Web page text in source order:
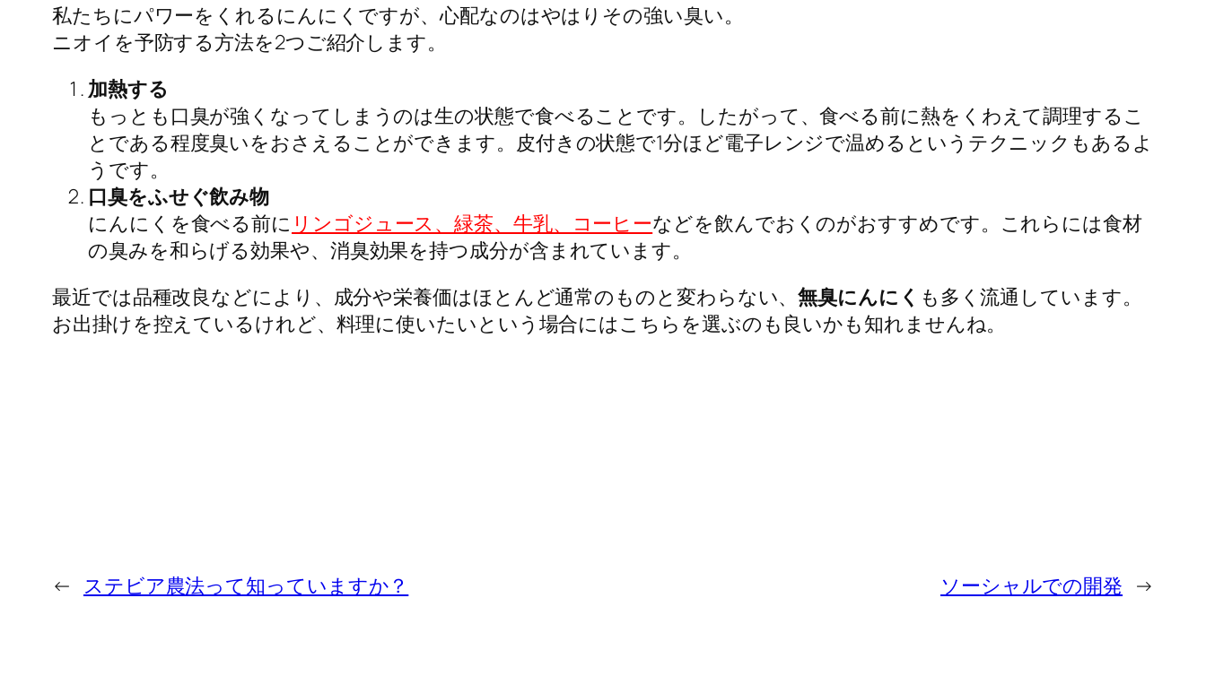
私たちにパワーをくれるにんにくですが、心配なのはやはりその強い臭い。
ニオイを予防する方法を2つご紹介します。
加熱する
もっとも口臭が強くなってしまうのは生の状態で食べることです。したがって、食べる前に熱をくわえて調理するこ
とである程度臭いをおさえることができます。皮付きの状態で1分ほど電子レンジで温めるというテクニックもあるよ
うです。
口臭をふせぐ飲み物
にんにくを食べる前に リンゴジュース、緑茶、牛乳、コーヒーなどを飲んでおくのがおすすめです。これらには食材
の臭みを和らげる効果や、消臭効果を持つ成分が含まれています。
最近では品種改良などにより、成分や栄養価はほとんど通常のものと変わらない、無臭にんにく も多く流通しています。
お出掛けを控えているけれど、料理に使いたいという場合にはこちらを選ぶのも良いかも知れませんね。
← ステビア農法って知っていますか？ ソーシャルでの開発 →